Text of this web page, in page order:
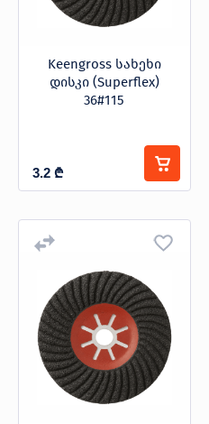
Keengross სახეხი
დისკი (Superflex)
36#115
3.2 ₾